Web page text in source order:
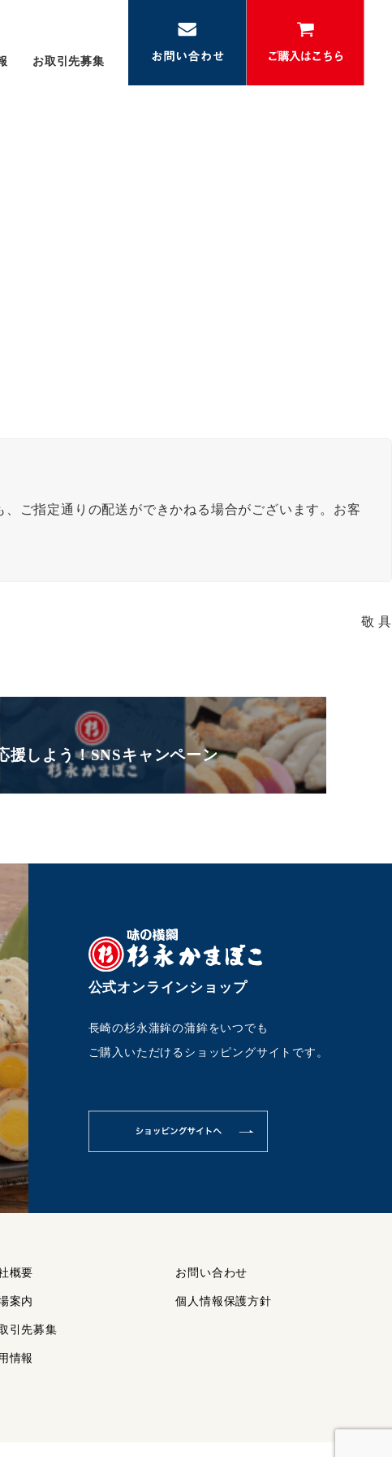
お取引先募集
ご指定通りの配送ができかねる場合がございます。お客
敬 具
援しよう！SNSキャンペーン
公式オンラインショップ
長崎の杉永蒲鉾の蒲鉾をいつでも
ご購入いただけるショッピングサイトです。
概要
案内
引先募集
情報
お問い合わせ
個人情報保護方針